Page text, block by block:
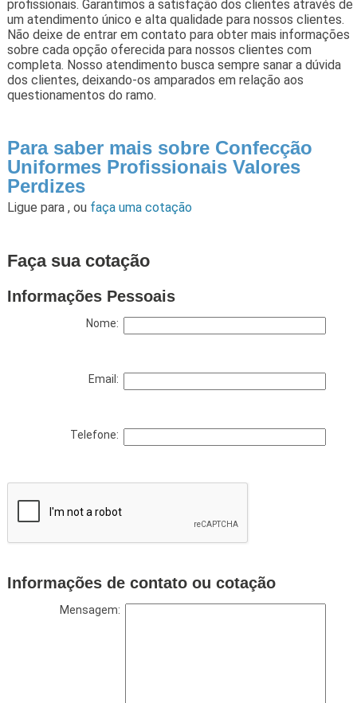
profissionais. Garantimos a satisfação dos clientes através de
um atendimento único e alta qualidade para nossos clientes.
Não deixe de entrar em contato para obter mais informações
sobre cada opção oferecida para nossos clientes com
completa. Nosso atendimento busca sempre sanar a dúvida
dos clientes, deixando-os amparados em relação aos
questionamentos do ramo.
Para saber mais sobre Confecção
Uniformes Profissionais Valores
Perdizes
Ligue para , ou faça uma cotação
Faça sua cotação
Informações Pessoais
Nome:
Email:
Telefone:
Informações de contato ou cotação
Mensagem: